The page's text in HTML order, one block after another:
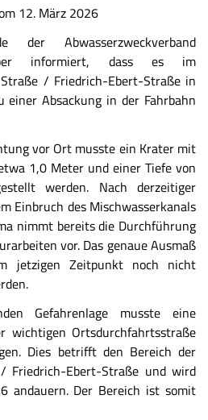
12. März 2026
Abwasserzweckverband
informiert, dass es im
/ Friedrich-Ebert-Straße in
einer Absackung in der Fahrbahn
vor Ort musste ein Krater mit
1,0 Meter und einer Tiefe von
werden. Nach derzeitiger
Einbruch des Mischwasserkanals
nimmt bereits die Durchführung
vor. Das genaue Ausmaß
jetzigen Zeitpunkt noch nicht
Gefahrenlage musste eine
wichtigen Ortsdurchfahrtsstraße
Dies betrifft den Bereich der
Friedrich-Ebert-Straße und wird
andauern. Der Bereich ist somit